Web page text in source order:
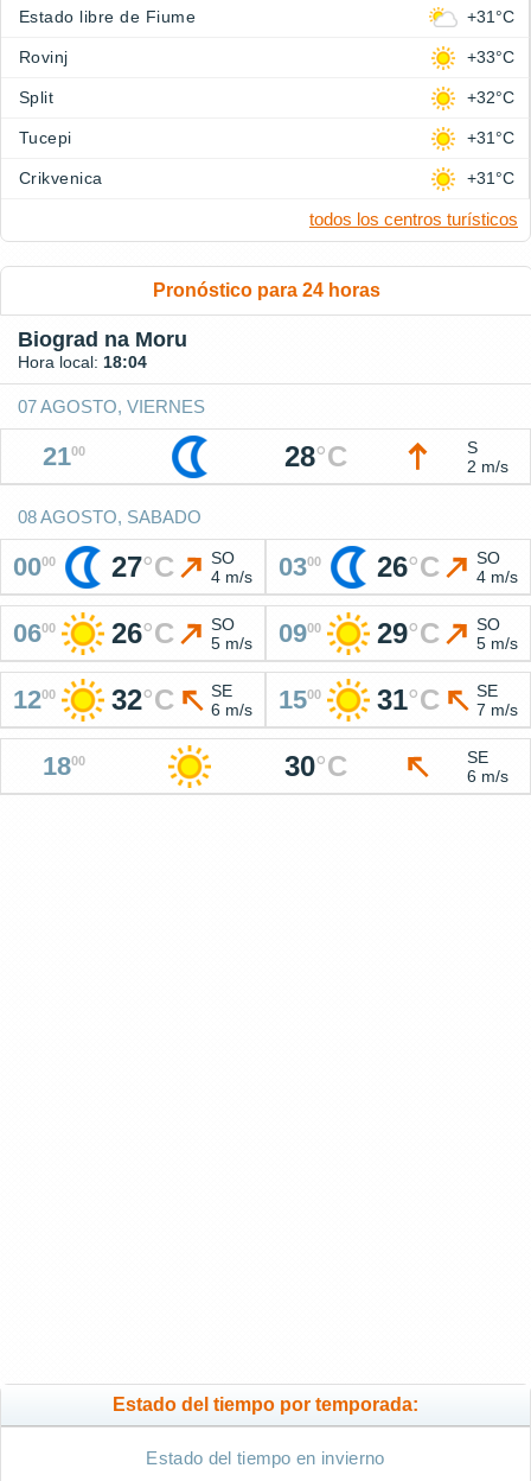
Estado libre de Fiume +31°C
Rovinj +33°C
Split +32°C
Tucepi +31°C
Crikvenica +31°C
todos los centros turísticos
Pronóstico para 24 horas
Biograd na Moru
Hora local: 18:04
07 AGOSTO, VIERNES
2100 28°C
S
2 m/s
08 AGOSTO, SABADO
0000 27°C
SO
4 m/s
0300 26°C
SO
4 m/s
0600 26°C
SO
5 m/s
0900 29°C
SO
5 m/s
1200 32°C
SE
6 m/s
1500 31°C
SE
7 m/s
1800 30°C
SE
6 m/s
Estado del tiempo por temporada:
Estado del tiempo en invierno